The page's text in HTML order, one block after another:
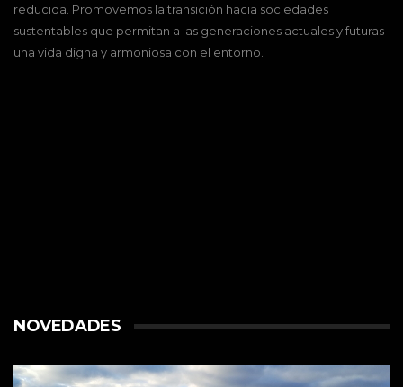
reducida. Promovemos la transición hacia sociedades
sustentables que permitan a las generaciones actuales y futuras
una vida digna y armoniosa con el entorno.
NOVEDADES